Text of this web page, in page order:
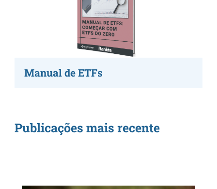
Manual de ETFs
Publicações mais recente